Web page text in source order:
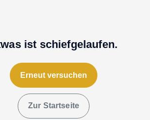
ist schiefgelaufen.
Erneut versuchen
Zur Startseite